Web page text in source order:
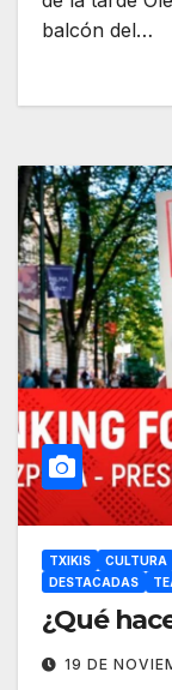
balcón del…
TXIKIS CULTURA
DESTACADAS
¿Qué
19 DE